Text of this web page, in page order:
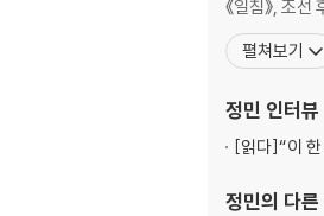
1. 절제의 덕을 논
〈방음〉 소서
1. 정결의 덕
《일침》, 조선
펼쳐보기
정민 인터뷰
[읽다]“이
정민의 다른